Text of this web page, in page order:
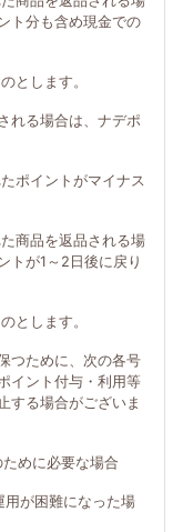
ト分も含め現金での
とします。
れる場合は、ナデポ
ポイントがマイナス
商品を返品される場
トが1～2日後に戻り
とします。
つために、次の各号
イント付与・利用等
する場合がございま
ために必要な場合
用が困難になった場